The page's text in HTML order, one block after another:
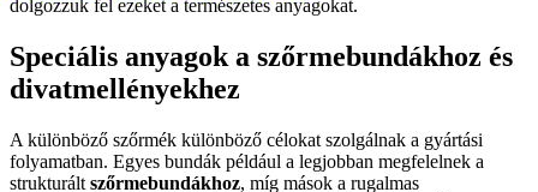
dolgozzuk fel ezeket a természetes anyagokat.
Speciális anyagok a szőrmebundákhoz és
divatmellényekhez
A különböző szőrmék különböző célokat szolgálnak a gyártási
folyamatban. Egyes bundák például a legjobban megfelelnek a
strukturált szőrmebundákhoz, míg mások a rugalmas